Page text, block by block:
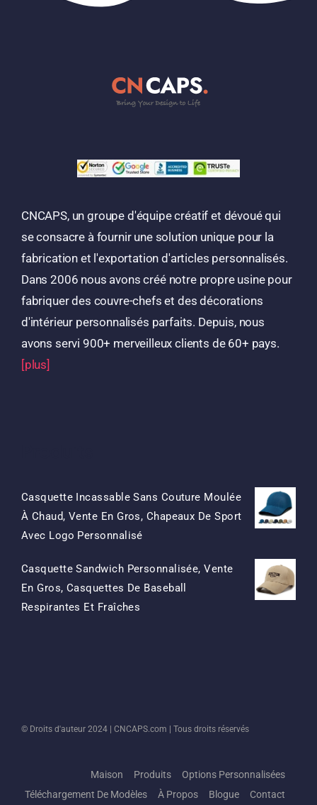
CNCAPS, un groupe d'équipe créatif et dévoué qui
se consacre à fournir une solution unique pour la
fabrication et l'exportation d'articles personnalisés.
Dans 2006 nous avons créé notre propre usine pour
fabriquer des couvre-chefs et des décorations
d'intérieur personnalisés parfaits. Depuis, nous
avons servi 900+ merveilleux clients de 60+ pays.
[plus]
Casquette Incassable Sans Couture Moulée
À Chaud, Vente En Gros, Chapeaux De Sport
Avec Logo PersonnaliséLe
D'origine
Était:
Le
Actuel
Est:
Casquette Sandwich Personnalisée, Vente
En Gros, Casquettes De Baseball
Respirantes Et Fraîches
© Droits d'auteur 2024 | CNCAPS.com | Tous droits réservés
Maison Produits
Options Personnalisées
Téléchargement De Modèles
À Propos Blogue Contact